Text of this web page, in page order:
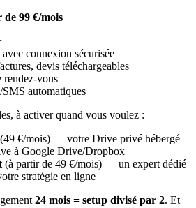
99 €/mois
connexion sécurisée
devis téléchargeables
rendez-vous
automatiques
à activer quand vous voulez :
(49 €/mois) — votre Drive privé hébergé
à Google Drive/Dropbox
(à partir de 49 €/mois) — un expert dédié
stratégie en ligne
24 mois = setup divisé par 2. Et